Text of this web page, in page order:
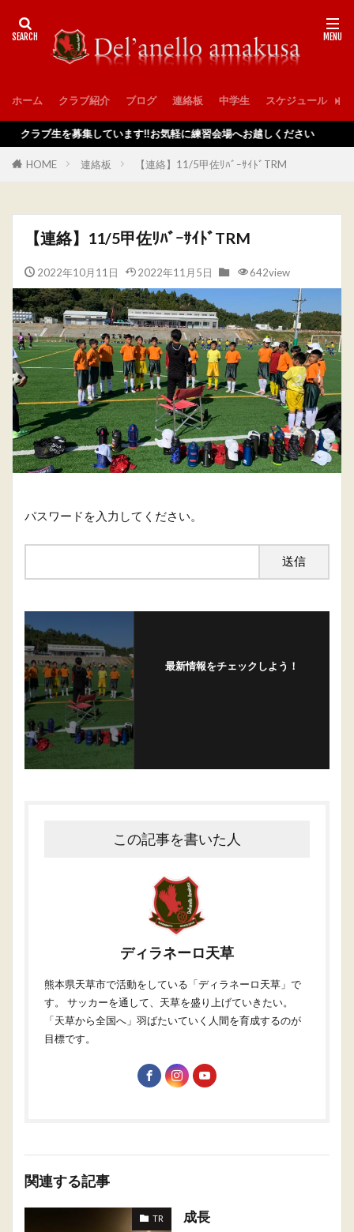
ホーム クラブ紹介 ブログ 連絡板 中学生 スケジュール
ブ生を募集しています‼️お気軽に練習会場へお越しください
HOME 連絡板 【連絡】11/5甲佐ﾘﾊﾞｰｻｲﾄﾞTRM
【連絡】11/5甲佐ﾘﾊﾞｰｻｲﾄﾞTRM
2022年10月11日 2022年11月5日 642view
パスワードを入力してください。
最新情報をチェックしよう！
この記事を書いた人
ディラネーロ天草
熊本県天草市で活動をしている「ディラネーロ天草」で
す。 サッカーを通して、天草を盛り上げていきたい。
「天草から全国へ」羽ばたいていく人間を育成するのが
目標です。
関連する記事
TR 成長